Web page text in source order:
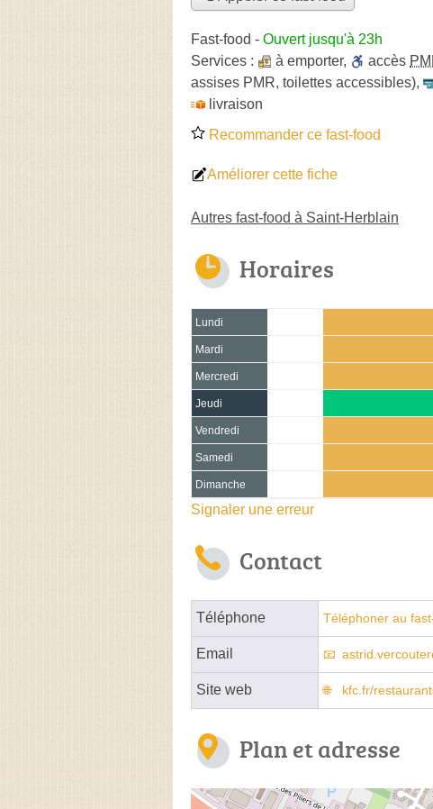
Fast-food - Ouvert jusqu'à 23h
Services :
à emporter, accès
assises PMR, toilettes accessibles),
livraison
Recommander ce fast-food
Améliorer cette fiche
Autres fast-food à Saint-Herblain
Horaires
Lundi
Mardi
Mercredi
Jeudi
Vendredi
Samedi
Dimanche
Signaler une erreur
Contact
Téléphone Téléphoner au
Email
Site web kfc.fr/
Plan et adresse